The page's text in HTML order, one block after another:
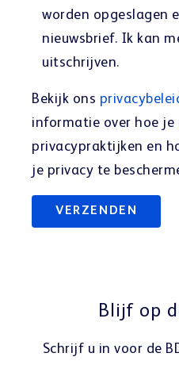
worden opgeslagen
nieuwsbrief. Ik kan
uitschrijven.
Bekijk ons
informatie over hoe je
privacypraktijken en
je privacy te
Blijf op
Schrijf u in voor de